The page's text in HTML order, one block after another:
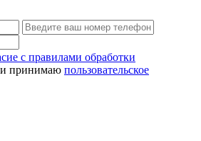
с правилами обработки
принимаю пользовательское